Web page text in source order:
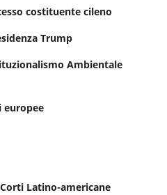
costituente cileno
Trump
Ambientale
europee
Latino-americane